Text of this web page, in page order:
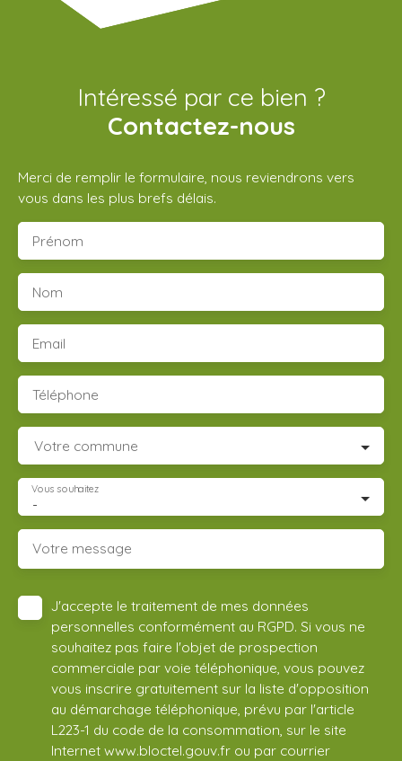
Intéressé par ce bien ?
Contactez-nous
Merci de remplir le formulaire, nous reviendrons vers
vous dans les plus brefs délais.
Prénom
Nom
Email
Téléphone
Votre commune
-
Vous souhaitez
Votre message
J'accepte le traitement de mes données
personnelles conformément au RGPD. Si vous ne
souhaitez pas faire l'objet de prospection
commerciale par voie téléphonique, vous pouvez
vous inscrire gratuitement sur la liste d'opposition
au démarchage téléphonique, prévu par l'article
L223-1 du code de la consommation, sur le site
Internet www.bloctel.gouv.fr ou par courrier